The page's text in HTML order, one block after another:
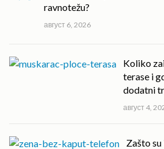
ravnotežu?
август 6, 2026
Koliko
terase i
dodatni
август 4,
Zašto